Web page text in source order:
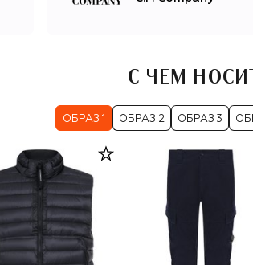
С ЧЕМ
ОБРАЗ 1 ОБРАЗ 2 ОБРАЗ 3